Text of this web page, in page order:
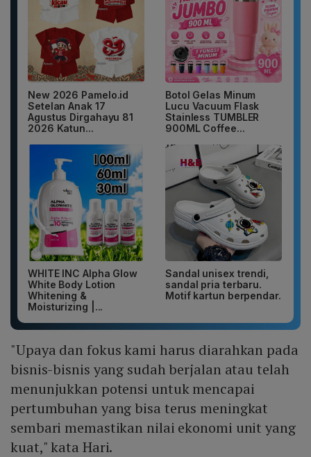
New 2026 Pamelo.id
Setelan Anak 17
Agustus Dirgahayu 81
2026 Katun...
Botol Gelas Minum
Lucu Vacuum Flask
Stainless TUMBLER
900ML Coffee...
WHITE INC Alpha Glow
White Body Lotion
Whitening &
Moisturizing |...
Sandal unisex trendi,
sandal pria terbaru.
Motif kartun berpendar.
"Upaya dan fokus kami harus diarahkan pada
bisnis-bisnis yang sudah berjalan atau telah
menunjukkan potensi untuk mencapai
pertumbuhan yang bisa terus meningkat
sembari memastikan nilai ekonomi unit yang
kuat," kata Hari.